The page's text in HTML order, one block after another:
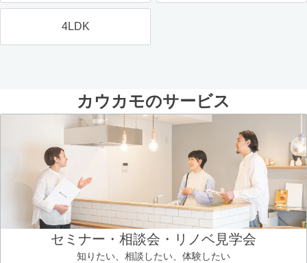
4LDK
カウカモのサービス
セミナー・相談会・リノベ見学会
知りたい、相談したい、体験したい